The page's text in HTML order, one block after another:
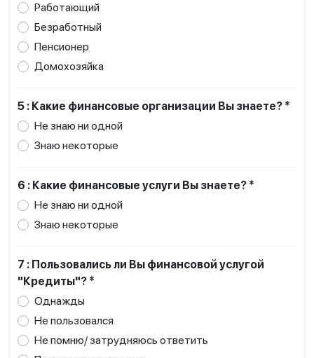
Работающий
Безработный
Пенсионер
Домохозяйка
5 : Какие финансовые организации Вы знаете? *
Не знаю ни одной
Знаю некоторые
6 : Какие финансовые услуги Вы знаете? *
Не знаю ни одной
Знаю некоторые
7 : Пользовались ли Вы финансовой услугой
"Кредиты"? *
Однажды
Не пользовался
Не помню/ затрудняюсь ответить